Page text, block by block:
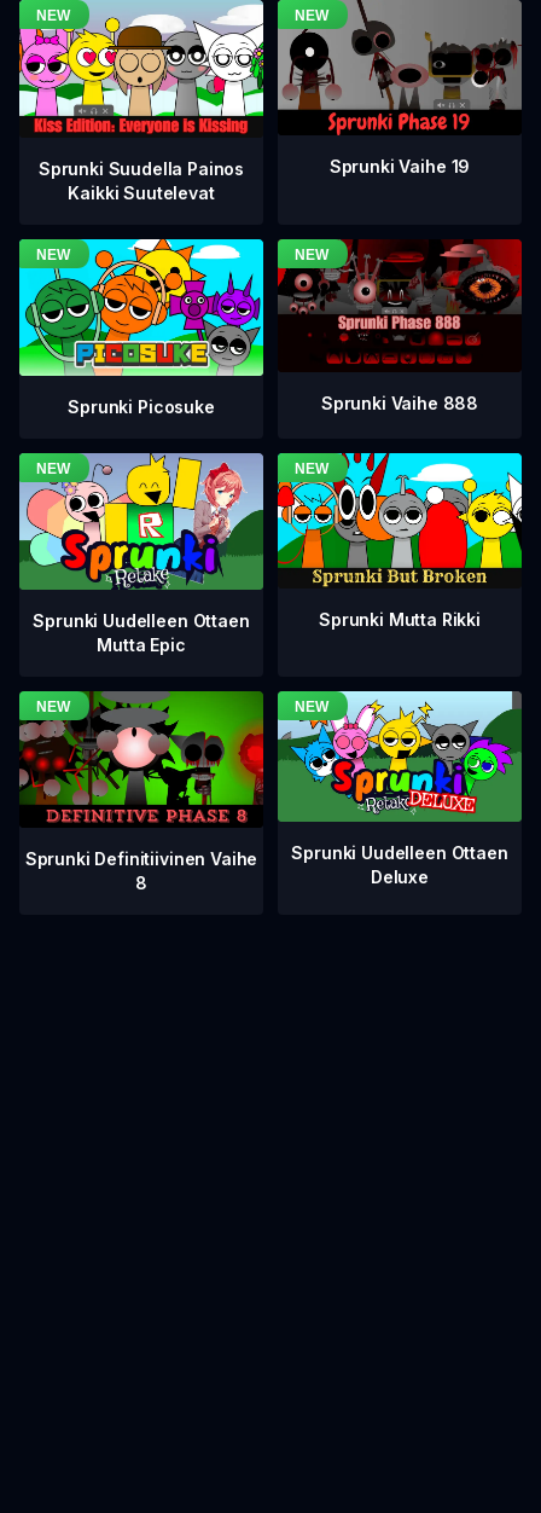
Sprunki Suudella Painos
Kaikki Suutelevat
Sprunki Vaihe 19
Sprunki Picosuke Sprunki Vaihe 888
Sprunki Uudelleen Ottaen
Mutta Epic
Sprunki Mutta Rikki
Sprunki Definitiivinen Vaihe
8
Sprunki Uudelleen Ottaen
Deluxe